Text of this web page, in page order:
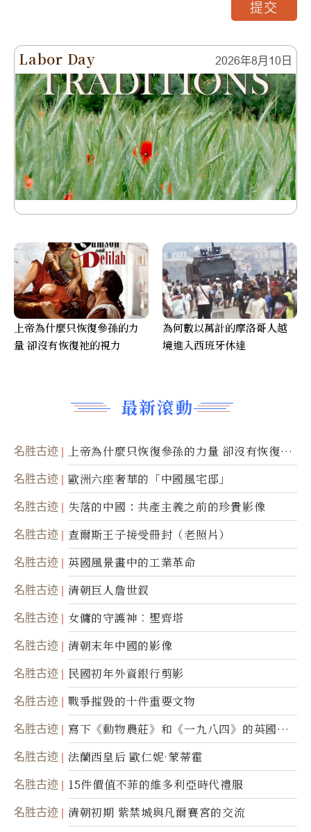
Labor Day 2026年8月10日
最新滾動
名胜古迹
上帝為什麼只恢復參孫的力量 卻沒有恢復祂
的視力
名胜古迹 歐洲六座奢華的「中國風宅邸」
名胜古迹 失落的中國：共產主義之前的珍貴影像
名胜古迹 查爾斯王子接受冊封（老照片）
名胜古迹 英國風景畫中的工業革命
名胜古迹 清朝巨人詹世釵
名胜古迹 女傭的守護神︰聖齊塔
名胜古迹 清朝末年中國的影像
名胜古迹 民國初年外資銀行剪影
名胜古迹 戰爭摧毀的十件重要文物
名胜古迹
寫下《動物農莊》和《一九八四》的英國作
家喬治．歐威爾
名胜古迹 法蘭西皇后 歐仁妮·蒙蒂霍
名胜古迹 15件價值不菲的維多利亞時代禮服
名胜古迹 清朝初期 紫禁城與凡爾賽宮的交流
提交
上帝為什麼只恢復參孫的力
量 卻沒有恢復祂的視力
為何數以萬計的摩洛哥人越
境進入西班牙休達